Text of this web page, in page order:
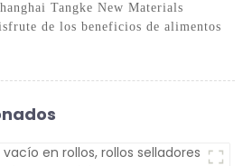
Tangke New Materials
de los beneficios de alimentos